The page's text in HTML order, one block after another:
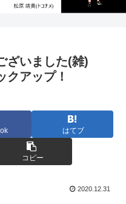
ざいました(雑)
クアップ！
はてブ
コピー
2020.12.31